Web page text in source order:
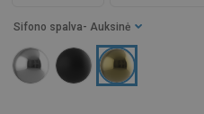
Sifono spalva - Auksinė